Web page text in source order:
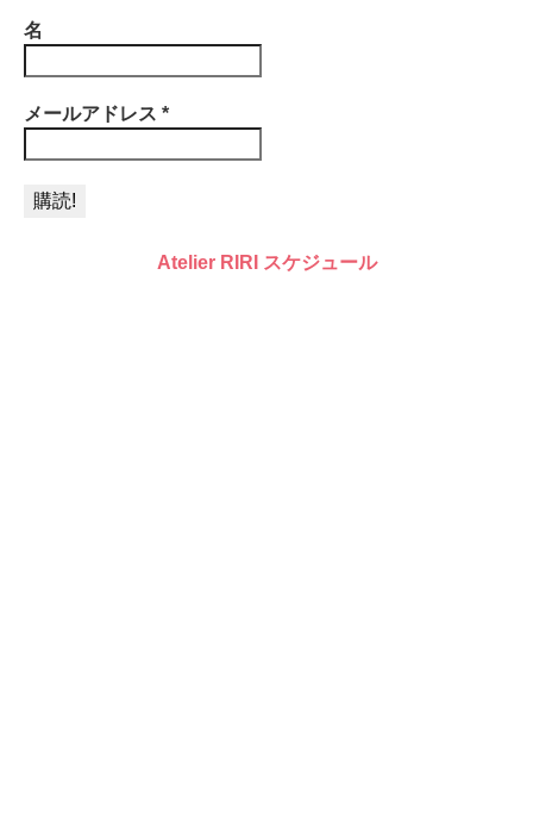
名
メールアドレス *
Atelier RIRI スケジュール